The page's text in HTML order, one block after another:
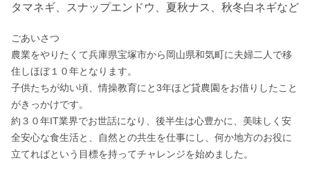
タマネギ、スナップエンドウ、夏秋ナス、秋冬白ネギなど
ごあいさつ
農業をやりたくて兵庫県宝塚市から岡山県和気町に夫婦二人で移
住しほぼ１０年となります。
子供たちが幼い頃、情操教育にと3年ほど貸農園をお借りしたこと
がきっかけです。
約３０年IT業界でお世話になり、後半生は心豊かに、美味しく安
全安心な食生活と、自然との共生を仕事にし、何か地方のお役に
立てればという目標を持ってチャレンジを始めました。